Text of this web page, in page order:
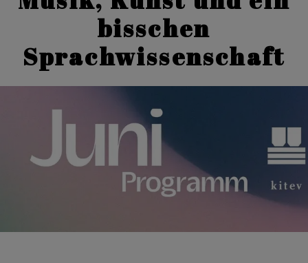
bisschen
Sprachwissenschaft